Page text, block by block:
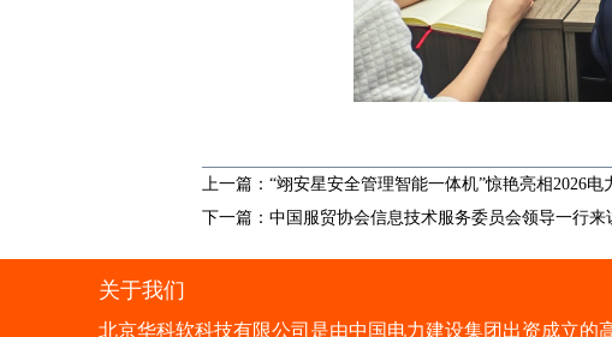
上一篇：“翊安星安全管理智能一体机”惊艳亮相2026
下一篇：中国服贸协会信息技术服务委员会领导一行来
关于我们
北京华科软科技有限公司是由中国电力建设集团出资成立的